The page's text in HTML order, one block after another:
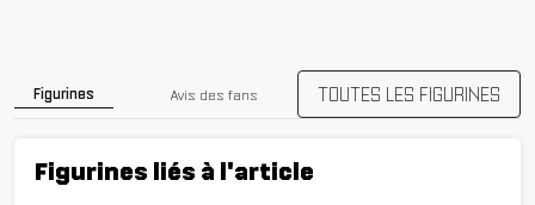
Figurines Avis des fans TOUTES LES FIGURINES
Figurines liés à l'article